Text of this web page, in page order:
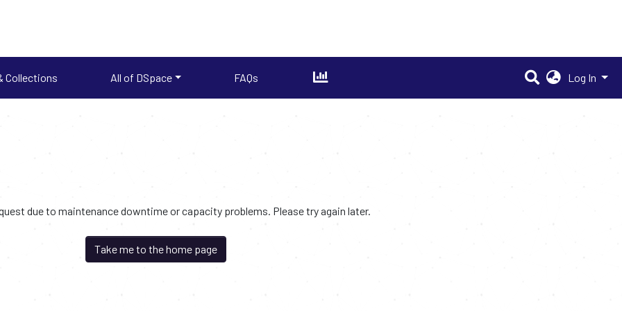
Collections All of DSpace FAQs Log In
due to maintenance downtime or capacity problems. Please try again later.
Take me to the home page